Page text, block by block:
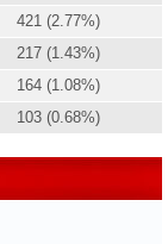
421 (2.77%)
217 (1.43%)
164 (1.08%)
103 (0.68%)